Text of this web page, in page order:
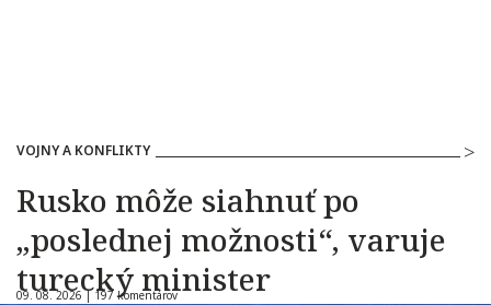
VOJNY A KONFLIKTY
Rusko môže siahnuť po
„poslednej možnosti“, varuje
turecký minister
09. 08. 2026 | 197 komentárov